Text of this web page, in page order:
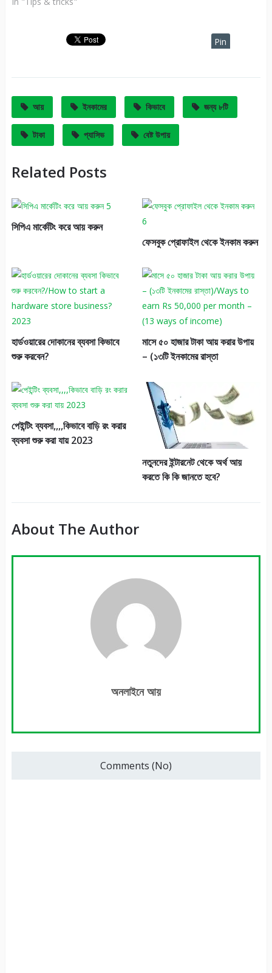
Pin
আয় ইনকামের কিভাবে জন্য ৮টি
টাকা প্যাসিভ বেষ্ট উপায়
Related Posts
সিপিএ মার্কেটিং করে আয় করুন
ফেসবুক প্রোফাইল থেকে ইনকাম করুন
হার্ডওয়ারের দোকানের ব্যবসা কিভাবে
শুরু করবেন?
মাসে ৫০ হাজার টাকা আয় করার উপায়
– (১৩টি ইনকামের রাস্তা
পেইন্টিং ব্যবসা,,,,কিভাবে বাড়ি রং করার
ব্যবসা শুরু করা যায় 2023
নতুনদের ইন্টারনেট থেকে অর্থ আয়
করতে কি কি জানতে হবে?
About The Author
অনলাইনে আয়
Comments (No)